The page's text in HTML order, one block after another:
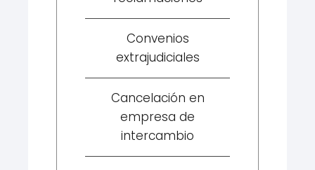
Convenios
extrajudiciales
Cancelación en
empresa de
intercambio